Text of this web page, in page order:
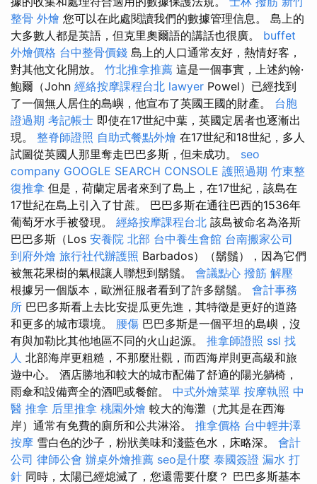
整骨 外燴 您可以在此處閱讀我們的數據管理信息。 島上的
大多數人都是英語，但克里奧爾語的講話也很廣。 buffet
外燴價格 台中整骨價錢 島上的人口通常友好，熱情好客，
對其他文化開放。 竹北推拿推薦 這是一個事實，上述約翰·
鮑爾（John 經絡按摩課程台北 lawyer Powel）已經找到
了一個無人居住的島嶼，他宣布了英國王國的財產。 台胞
證過期 考記帳士 即使在17世紀中葉，英國定居者也逐漸出
現。 整脊師證照 自助式餐點外燴 在17世紀和18世紀，多人
試圖從英國人那里奪走巴巴多斯，但未成功。 seo
company GOOGLE SEARCH CONSOLE 護照過期 竹東整
復推拿 但是，荷蘭定居者來到了島上，在17世紀，該島在
17世紀在島上引入了甘蔗。 巴巴多斯在通往巴西的1536年
葡萄牙水手被發現。 經絡按摩課程台北 該島被命名為洛斯
巴巴多斯（Los 安養院 北部 台中養生會館 台南搬家公司
到府外燴 旅行社代辦護照 Barbados）（鬍鬚），因為它們
被無花果樹的氣根讓人聯想到鬍鬚。 會議點心 撥筋 解壓
根據另一個版本，歐洲征服者看到了許多鬍鬚。 會計事務
所 巴巴多斯看上去比安提瓜更先進，其特徵是更好的道路
和更多的城市環境。 腰傷 巴巴多斯是一個平坦的島嶼，沒
有與加勒比其他地區不同的火山起源。 推拿師證照 ssl 找
人 北部海岸更粗糙，不那麼壯觀，而西海岸則更高級和旅
遊中心。 酒店勝地和較大的城市配備了舒適的陽光躺椅，
雨傘和設備齊全的酒吧或餐館。 中式外燴菜單 按摩執照 中
醫 推拿 后里推拿 桃園外燴 較大的海灘（尤其是在西海
岸）通常有免費的廁所和公共淋浴。 推拿價格 台中輕井澤
按摩 雪白色的沙子，粉狀美味和淺藍色水，床略深。 會計
公司 律師公會 辦桌外燴推薦 seo是什麼 泰國簽證 漏水 打
針 同時，太陽已經熄滅了，您還需要什麼？ 巴巴多斯基本